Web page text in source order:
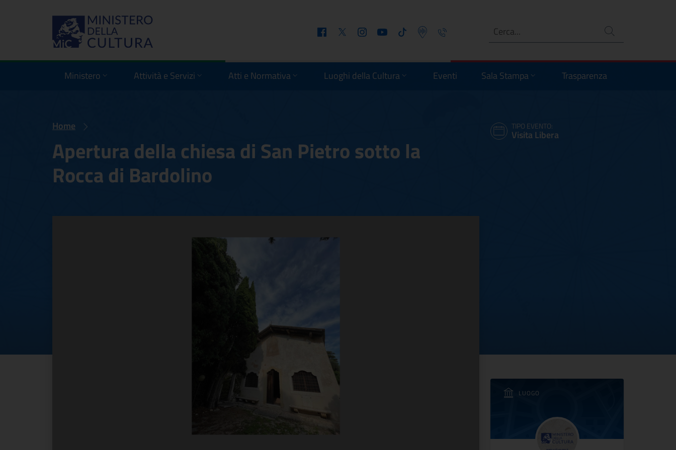
FacebookTwitter InstagramYoutube Tiktok Podcast Telefono Ricerca
Ministero Attività e Servizi Atti e Normativa Luoghi della Cultura Eventi Sala Stampa Trasparenza
Home
Apertura della chiesa di San Pietro sotto la
Rocca di Bardolino
TIPO EVENTO:
Visita Libera
Apertura della chiesa di San Pietro sotto la Rocca di Bardolino
LUOGO